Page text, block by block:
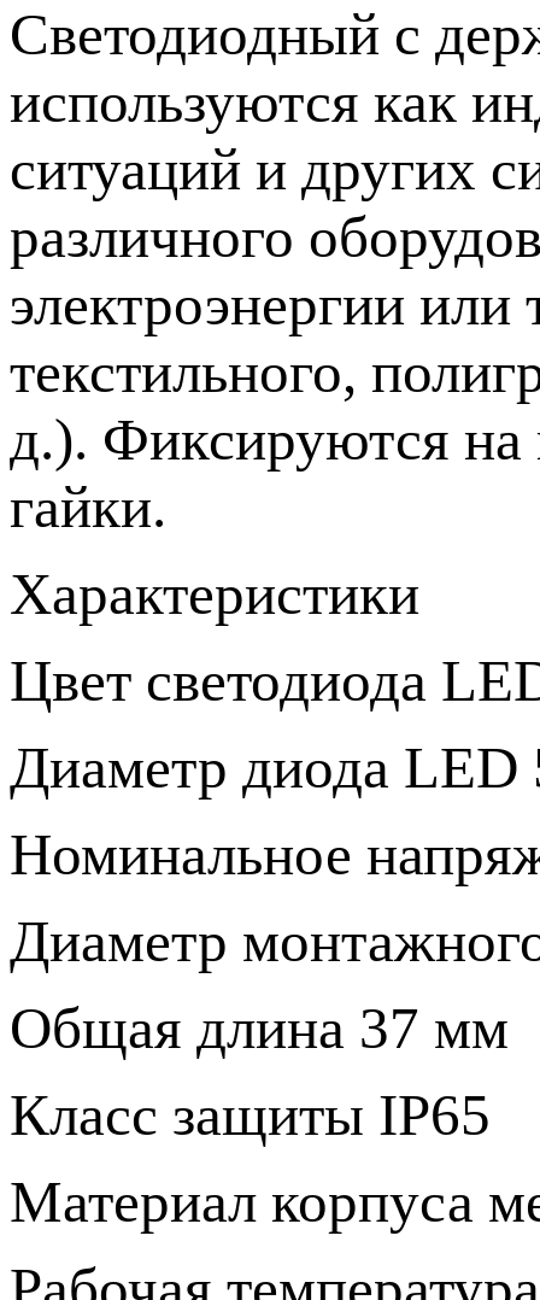
Светодиодный с
используются как
ситуаций и других
различного
электроэнергии
текстильного,
д.). Фиксируются
гайки.
Характеристики
Цвет светодиода
Диаметр диода
Номинальное
Диаметр
Общая длина 37 мм
Класс защиты IP65
Материал корпуса